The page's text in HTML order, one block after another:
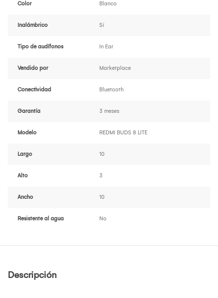
Color Blanco
Inalámbrico Sí
Tipo de audífonos In Ear
Vendido por Marketplace
Conectividad Bluetooth
Garantía 3 meses
Modelo REDMI BUDS 8 LITE
Largo 10
Alto 3
Ancho 10
Resistente al agua No
Descripción